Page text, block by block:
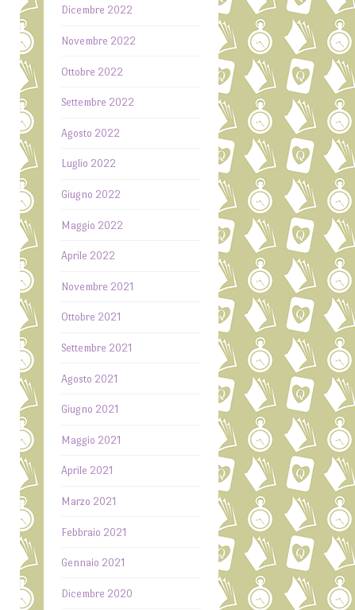
Dicembre 2022
Novembre 2022
Ottobre 2022
Settembre 2022
Agosto 2022
Luglio 2022
Giugno 2022
Maggio 2022
Aprile 2022
Novembre 2021
Ottobre 2021
Settembre 2021
Agosto 2021
Giugno 2021
Maggio 2021
Aprile 2021
Marzo 2021
Febbraio 2021
Gennaio 2021
Dicembre 2020